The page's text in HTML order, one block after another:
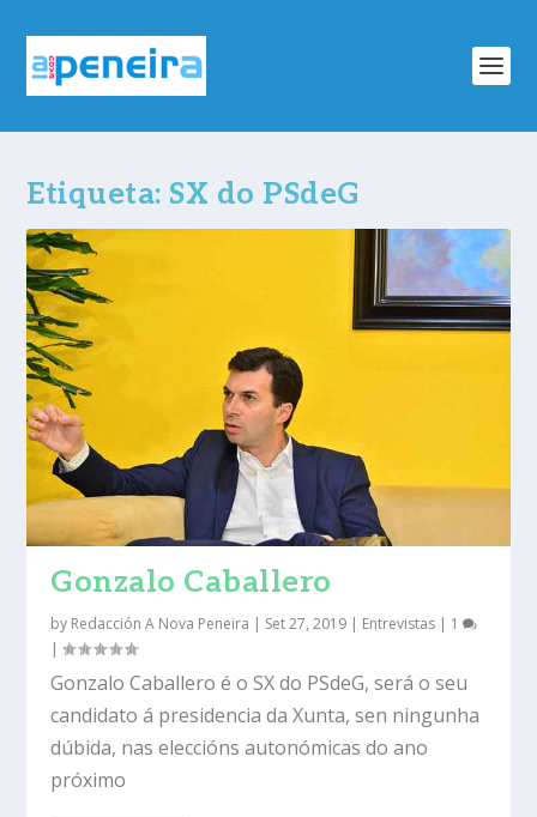
Etiqueta: SX do PSdeG
Gonzalo Caballero
by Redacción A Nova Peneira | Set 27, 2019 | Entrevistas | 1
|
Gonzalo Caballero é o SX do PSdeG, será o seu
candidato á presidencia da Xunta, sen ningunha
dúbida, nas eleccións autonómicas do ano
próximo